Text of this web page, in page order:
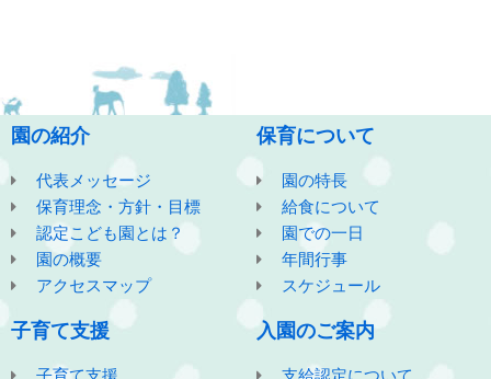
園の紹介
代表メッセージ
保育理念・方針・目標
認定こども園とは？
園の概要
アクセスマップ
保育について
園の特長
給食について
園での一日
年間行事
スケジュール
子育て支援
子育て支援
入園のご案内
支給認定について